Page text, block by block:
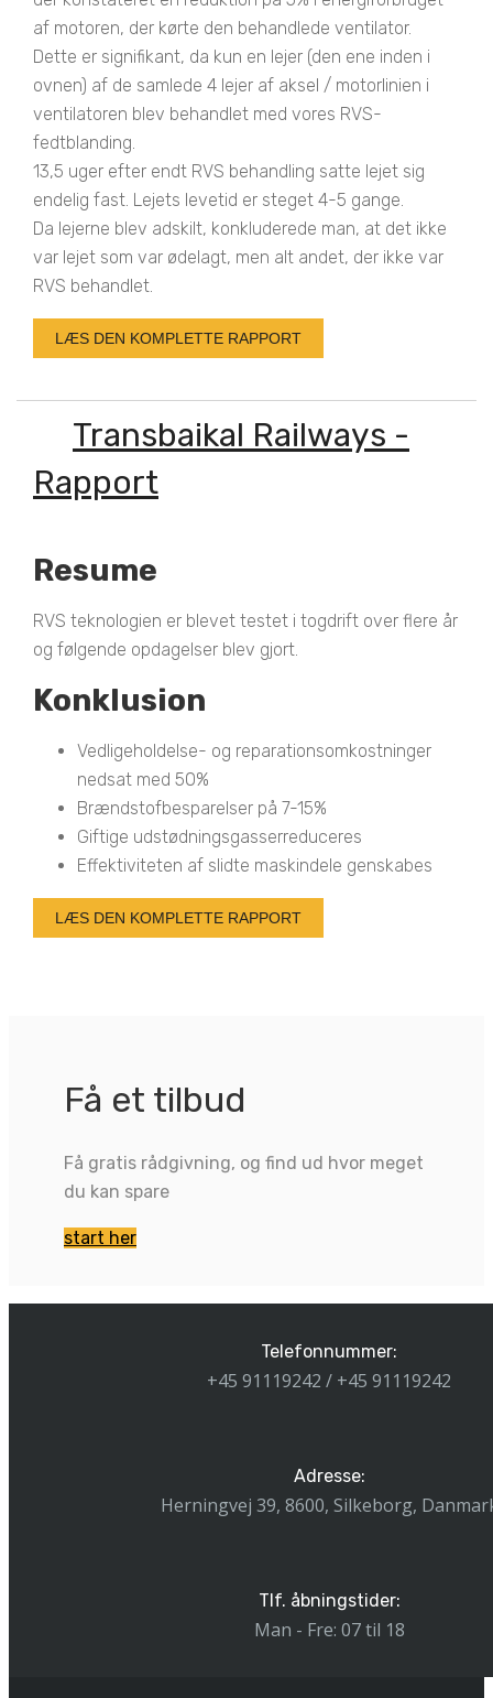
af motoren, der kørte den behandlede ventilator.
Dette er signifikant, da kun en lejer (den ene inden i
ovnen) af de samlede 4 lejer af aksel / motorlinien i
ventilatoren blev behandlet med vores RVS-
fedtblanding.
13,5 uger efter endt RVS behandling satte lejet sig
endelig fast. Lejets levetid er steget 4-5 gange.
Da lejerne blev adskilt, konkluderede man, at det ikke
var lejet som var ødelagt, men alt andet, der ikke var
RVS behandlet.
LÆS DEN KOMPLETTE RAPPORT
Transbaikal Railways -
Rapport
Resume
RVS teknologien er blevet testet i togdrift over flere år
og følgende opdagelser blev gjort.
Konklusion
Vedligeholdelse- og reparationsomkostninger
nedsat med 50%
Brændstofbesparelser på 7-15%
Giftige udstødningsgasserreduceres
Effektiviteten af slidte maskindele genskabes
LÆS DEN KOMPLETTE RAPPORT
Få et tilbud
Få gratis rådgivning, og find ud hvor meget
du kan spare
start her
Telefonnummer:
+45 91119242 / +45 91119242
Adresse:
Herningvej 39, 8600, Silkeborg,
Tlf. åbningstider:
Man - Fre: 07 til 18